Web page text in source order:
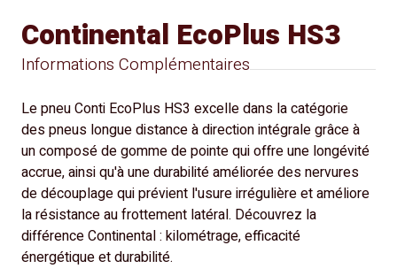
Informations Complémentaires
Continental EcoPlus HS3
Le pneu Conti EcoPlus HS3 excelle dans la catégorie
des pneus longue distance à direction intégrale grâce à
un composé de gomme de pointe qui offre une longévité
accrue, ainsi qu'à une durabilité améliorée des nervures
de découplage qui prévient l'usure irrégulière et améliore
la résistance au frottement latéral. Découvrez la
différence Continental : kilométrage, efficacité
énergétique et durabilité.